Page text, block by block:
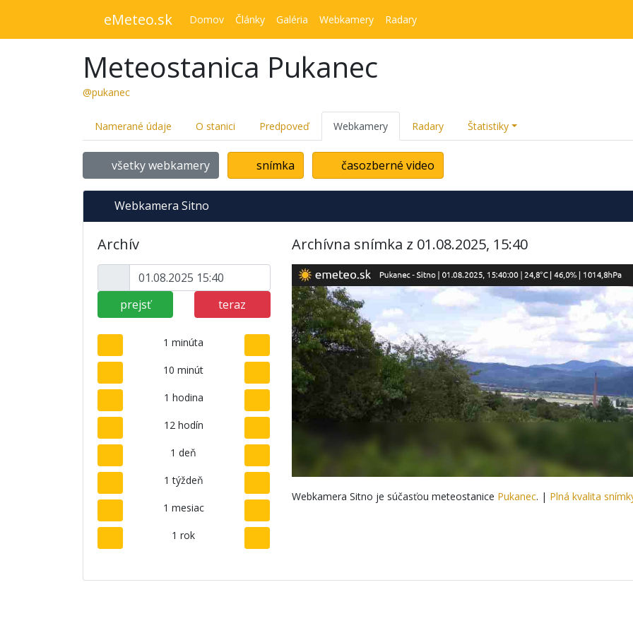
eMeteo.sk Domov Články Galéria Webkamery Radary
Meteostanica Pukanec
@pukanec
Namerané údaje O stanici Predpoveď Webkamery Radary Štatistiky
všetky webkamery snímka časozberné video
Webkamera Sitno
Archív
prejsť teraz
1 minúta
10 minút
1 hodina
12 hodín
1 deň
1 týždeň
1 mesiac
1 rok
Archívna snímka z 01.08.2025, 15:40
Webkamera Sitno je súčasťou meteostanice Pukanec. | Plná kvalita